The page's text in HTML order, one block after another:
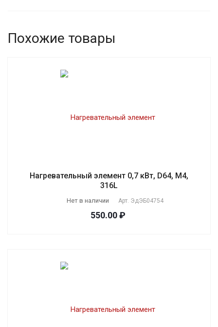
Похожие товары
Нагревательный элемент 0,7 кВт, D64, M4,
316L
Нет в наличии Арт. ЭдЭБ04754
550.00 ₽